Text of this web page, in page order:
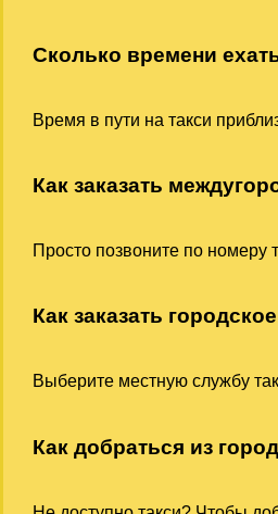
Сколько времени
Время в пути на такси
Как заказать
Просто позвоните по номеру
Как заказать
Выберите местную службу
Как добраться из